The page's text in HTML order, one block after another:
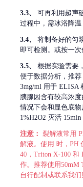
3.3、 可再利用超声
过程中，需冰浴降温
3.4、 将制备好的匀
即可检测。或按一次
3.5、 根据实验需要
便于数据分析，推
3mg/ml 用于 ELISA
胰腺因含有较高浓
情况下会和显色底
1%H2O2 灭活 15min
注意： 裂解液常用
解液。使用 时，PH
40，Triton X-100
作。推荐使用50mM
自行配制或联系我们